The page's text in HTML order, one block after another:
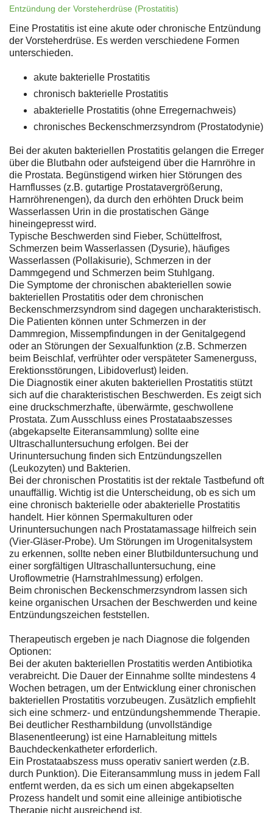
Entzündung der Vorsteherdrüse (Prostatitis)
Eine Prostatitis ist eine akute oder chronische Entzündung
der Vorsteherdrüse. Es werden verschiedene Formen
unterschieden.
akute bakterielle Prostatitis
chronisch bakterielle Prostatitis
abakterielle Prostatitis (ohne Erregernachweis)
chronisches Beckenschmerzsyndrom (Prostatodynie)
Bei der akuten bakteriellen Prostatitis gelangen die Erreger
über die Blutbahn oder aufsteigend über die Harnröhre in
die Prostata. Begünstigend wirken hier Störungen des
Harnflusses (z.B. gutartige Prostatavergrößerung,
Harnröhrenengen), da durch den erhöhten Druck beim
Wasserlassen Urin in die prostatischen Gänge
hineingepresst wird.
Typische Beschwerden sind Fieber, Schüttelfrost,
Schmerzen beim Wasserlassen (Dysurie), häufiges
Wasserlassen (Pollakisurie), Schmerzen in der
Dammgegend und Schmerzen beim Stuhlgang.
Die Symptome der chronischen abakteriellen sowie
bakteriellen Prostatitis oder dem chronischen
Beckenschmerzsyndrom sind dagegen uncharakteristisch.
Die Patienten können unter Schmerzen in der
Dammregion, Missempfindungen in der Genitalgegend
oder an Störungen der Sexualfunktion (z.B. Schmerzen
beim Beischlaf, verfrühter oder verspäteter Samenerguss,
Erektionsstörungen, Libidoverlust) leiden.
Die Diagnostik einer akuten bakteriellen Prostatitis stützt
sich auf die charakteristischen Beschwerden. Es zeigt sich
eine druckschmerzhafte, überwärmte, geschwollene
Prostata. Zum Ausschluss eines Prostataabszesses
(abgekapselte Eiteransammlung) sollte eine
Ultraschalluntersuchung erfolgen. Bei der
Urinuntersuchung finden sich Entzündungszellen
(Leukozyten) und Bakterien.
Bei der chronischen Prostatitis ist der rektale Tastbefund oft
unauffällig. Wichtig ist die Unterscheidung, ob es sich um
eine chronisch bakterielle oder abakterielle Prostatitis
handelt. Hier können Spermakulturen oder
Urinuntersuchungen nach Prostatamassage hilfreich sein
(Vier-Gläser-Probe). Um Störungen im Urogenitalsystem
zu erkennen, sollte neben einer Blutbilduntersuchung und
einer sorgfältigen Ultraschalluntersuchung, eine
Uroflowmetrie (Harnstrahlmessung) erfolgen.
Beim chronischen Beckenschmerzsyndrom lassen sich
keine organischen Ursachen der Beschwerden und keine
Entzündungszeichen feststellen.
Therapeutisch ergeben je nach Diagnose die folgenden
Optionen:
Bei der akuten bakteriellen Prostatitis werden Antibiotika
verabreicht. Die Dauer der Einnahme sollte mindestens 4
Wochen betragen, um der Entwicklung einer chronischen
bakteriellen Prostatitis vorzubeugen. Zusätzlich empfiehlt
sich eine schmerz- und entzündungshemmende Therapie.
Bei deutlicher Restharnbildung (unvollständige
Blasenentleerung) ist eine Harnableitung mittels
Bauchdeckenkatheter erforderlich.
Ein Prostataabszess muss operativ saniert werden (z.B.
durch Punktion). Die Eiteransammlung muss in jedem Fall
entfernt werden, da es sich um einen abgekapselten
Prozess handelt und somit eine alleinige antibiotische
Therapie nicht ausreichend ist.